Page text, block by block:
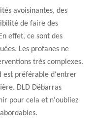
avoisinantes, des
de faire des
effet, ce sont des
Les profanes ne
très complexes.
est préférable d'entrer
DLD Débarras
pour cela et n'oubliez